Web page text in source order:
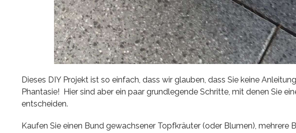
Dieses DIY Projekt ist so einfach, dass wir glauben, dass Sie keine
Phantasie! Hier sind aber ein paar grundlegende Schritte, mit denen Sie
entscheiden.
Kaufen Sie einen Bund gewachsener Topfkräuter (oder Blumen),